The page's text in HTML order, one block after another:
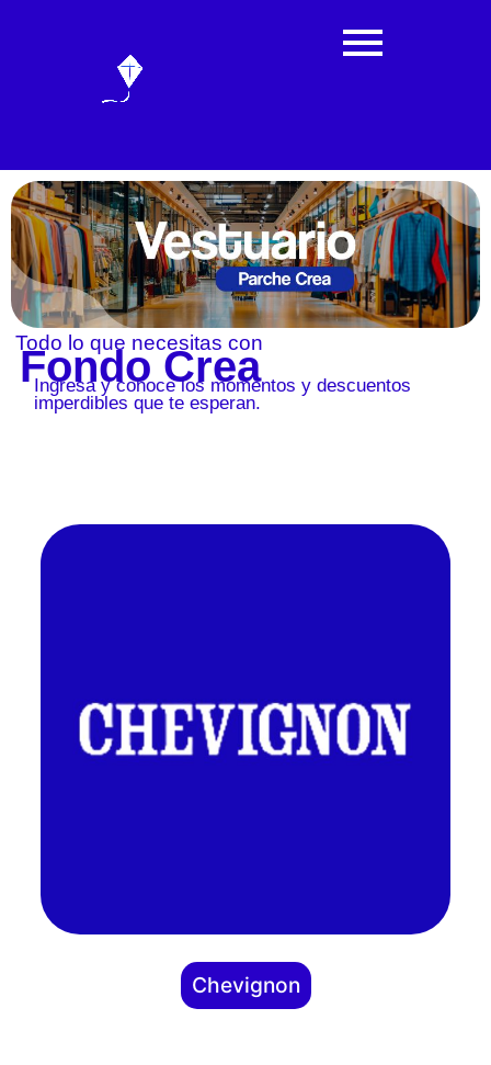
Todo lo que necesitas con
Fondo Crea
Ingresa y conoce los momentos y descuentos
imperdibles que te esperan.
Chevignon